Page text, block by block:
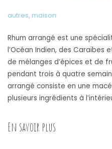
autres, maison
Rhum arrangé est une
l’Océan Indien, des Caraïbes
de mélanges d’épices et de
pendant trois à quatre
arrangé consiste en une
plusieurs ingrédients à
En savoir plus